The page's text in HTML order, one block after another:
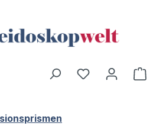
Du hast 0